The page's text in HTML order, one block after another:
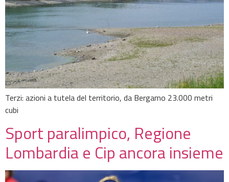
Terzi: azioni a tutela del territorio, da Bergamo 23.000 metri
cubi
Sport paralimpico, Regione
Lombardia e Cip ancora insieme